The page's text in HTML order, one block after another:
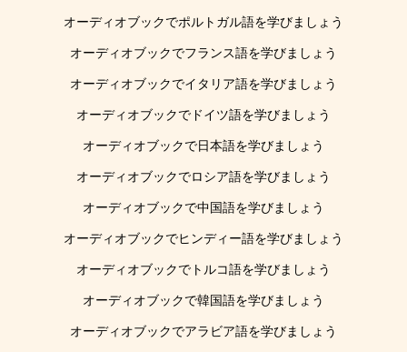
オーディオブックでポルトガル語を学びましょう
オーディオブックでフランス語を学びましょう
オーディオブックでイタリア語を学びましょう
オーディオブックでドイツ語を学びましょう
オーディオブックで日本語を学びましょう
オーディオブックでロシア語を学びましょう
オーディオブックで中国語を学びましょう
オーディオブックでヒンディー語を学びましょう
オーディオブックでトルコ語を学びましょう
オーディオブックで韓国語を学びましょう
オーディオブックでアラビア語を学びましょう